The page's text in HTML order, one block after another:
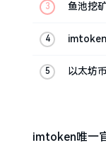
鱼池挖
以太坊
imtoken唯一